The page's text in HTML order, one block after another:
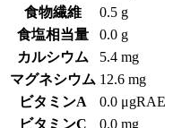
食物繊維
0.5 g
食塩相当量
0.0 g
カルシウム
5.4 mg
マグネシウム 12.6 mg
ビタミンA
0.0 μgRAE
ビタミンC
0.0 mg